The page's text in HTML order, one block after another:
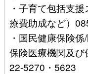
・子育て包括支
療費助成など）
・国民健康保険
保険医療機関及
22-5270・5623